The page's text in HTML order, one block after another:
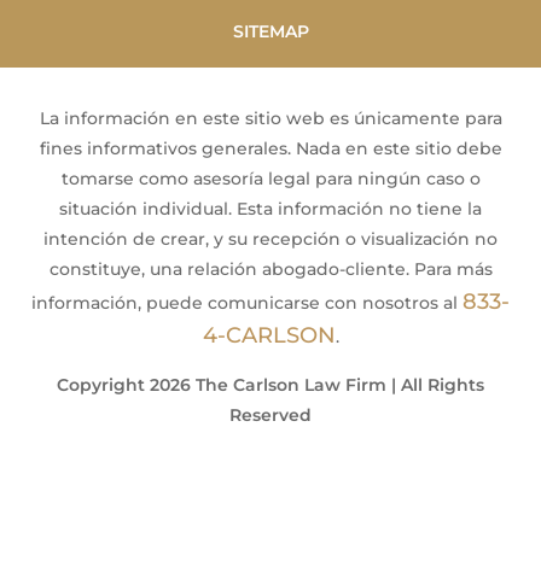
SITEMAP
La información en este sitio web es únicamente para
fines informativos generales. Nada en este sitio debe
tomarse como asesoría legal para ningún caso o
situación individual. Esta información no tiene la
intención de crear, y su recepción o visualización no
constituye, una relación abogado-cliente. Para más
información, puede comunicarse con nosotros al 833-
4-CARLSON.
Copyright 2026 The Carlson Law Firm | All Rights
Reserved